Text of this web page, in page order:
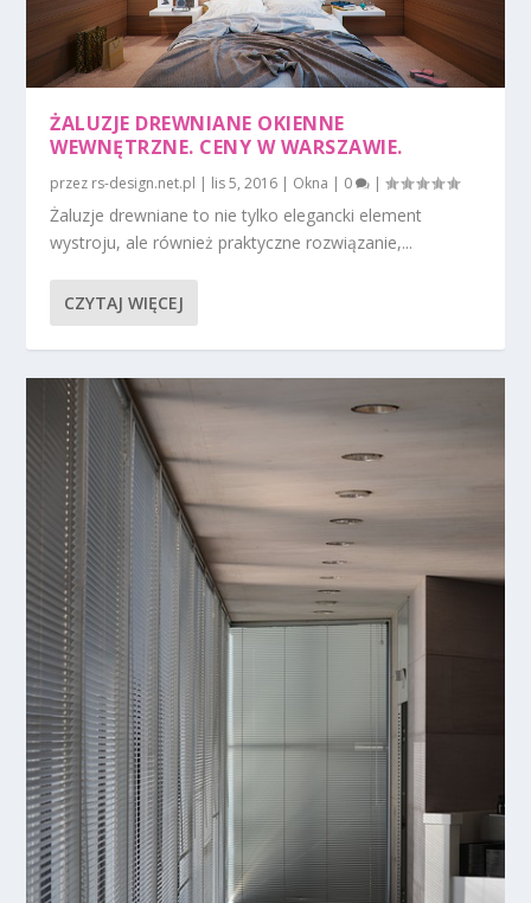
ŻALUZJE DREWNIANE OKIENNE
WEWNĘTRZNE. CENY W WARSZAWIE.
przez rs-design.net.pl | lis 5, 2016 | Okna | 0 |
Żaluzje drewniane to nie tylko elegancki element
wystroju, ale również praktyczne rozwiązanie,...
CZYTAJ WIĘCEJ